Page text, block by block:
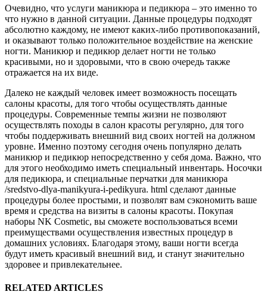
Очевидно, что услуги маникюра и педикюра – это именно то
что нужно в данной ситуации. Данные процедуры подходят
абсолютно каждому, не имеют каких-либо противопоказаний,
и оказывают только положительное воздействие на женские
ногти. Маникюр и педикюр делает ногти не только
красивыми, но и здоровыми, что в свою очередь также
отражается на их виде.
Далеко не каждый человек имеет возможность посещать
салоны красоты, для того чтобы осуществлять данные
процедуры. Современные темпы жизни не позволяют
осуществлять походы в салон красоты регулярно, для того
чтобы поддерживать внешний вид своих ногтей на должном
уровне. Именно поэтому сегодня очень популярно делать
маникюр и педикюр непосредственно у себя дома. Важно, что
для этого необходимо иметь специальный инвентарь. Носочки
для педикюра, и специальные перчатки для маникюра
/sredstvo-dlya-manikyura-i-pedikyura. html сделают данные
процедуры более простыми, и позволят вам сэкономить ваше
время и средства на визиты в салоны красоты. Покупая
наборы NK Cosmetic, вы сможете воспользоваться всеми
преимуществами осуществления известных процедур в
домашних условиях. Благодаря этому, ваши ногти всегда
будут иметь красивый внешний вид, и станут значительно
здоровее и привлекательнее.
RELATED ARTICLES